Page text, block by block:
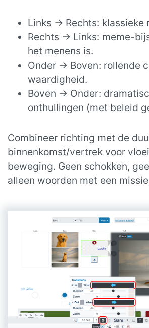
Links → Rechts: klassieke
Rechts → Links: meme-
het menens is.
Onder → Boven: rollende
waardigheid.
Boven → Onder:
onthullingen (met beleid
Combineer richting met de
binnenkomst/vertrek voor
beweging. Geen schokken,
alleen woorden met een